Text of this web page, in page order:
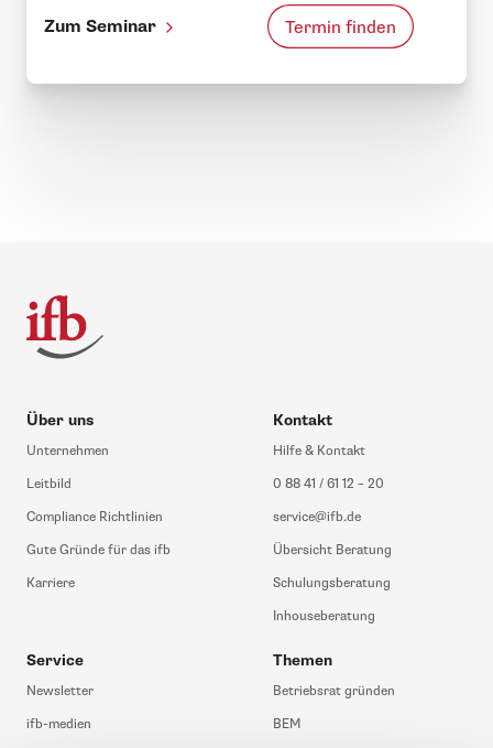
Zum Seminar Termin finden
Über uns
Unternehmen
Leitbild
Compliance Richtlinien
Gute Gründe für das ifb
Karriere
Kontakt
Hilfe & Kontakt
0 88 41 / 61 12 – 20
service@ifb.de
Übersicht Beratung
Schulungsberatung
Inhouseberatung
Service
Newsletter
ifb-medien
Themen
Betriebsrat gründen
BEM